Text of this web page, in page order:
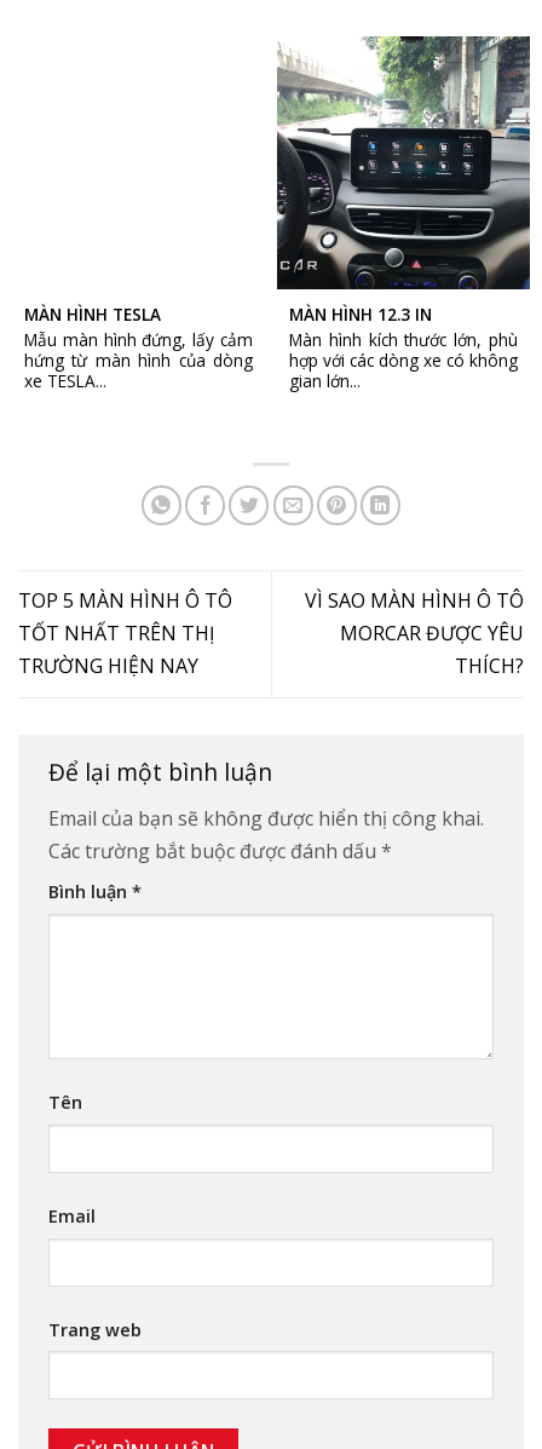
MÀN HÌNH TESLA
Mẫu màn hình đứng, lấy cảm
hứng từ màn hình của dòng
xe TESLA...
MÀN HÌNH 12.3 IN
Màn hình kích thước lớn, phù
hợp với các dòng xe có không
gian lớn...
TOP 5 MÀN HÌNH Ô TÔ
TỐT NHẤT TRÊN THỊ
TRƯỜNG HIỆN NAY
VÌ SAO MÀN HÌNH Ô TÔ
MORCAR ĐƯỢC YÊU
THÍCH?
Để lại một bình luận
Email của bạn sẽ không được hiển thị công khai.
Các trường bắt buộc được đánh dấu *
Bình luận *
Tên
Email
Trang web